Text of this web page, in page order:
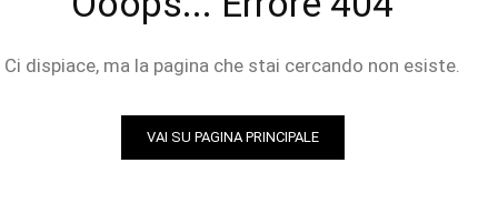
Ci dispiace, ma la pagina che stai cercando non esiste.
VAI SU PAGINA PRINCIPALE